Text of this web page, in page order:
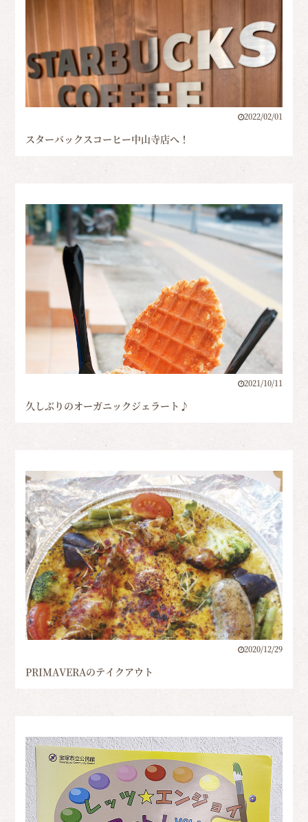
2022/02/01
スターバックスコーヒー中山寺店へ！
2021/10/11
久しぶりのオーガニックジェラート♪
2020/12/29
PRIMAVERAのテイクアウト